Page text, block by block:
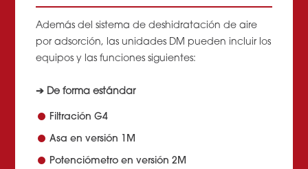
Además del sistema de deshidratación de aire
por adsorción, las unidades DM pueden incluir los
equipos y las funciones siguientes:
➔ De forma estándar
Filtración G4
Asa en versión 1M
Potenciómetro en versión 2M